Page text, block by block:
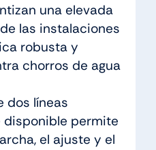
una elevada
las instalaciones
robusta y
chorros de agua
dos líneas
permite
el ajuste y el